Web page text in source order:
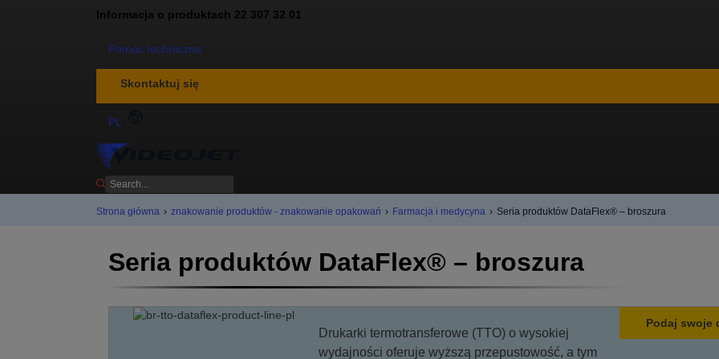
Informacja o produktach 22 307 32 01
Pomoc techniczna
Skontaktuj się
PL
Strona główna › znakowanie produktów - znakowanie opakowań › Farmacja i medycyna › Seria produktów DataFlex® – broszura
Seria produktów DataFlex® – broszura
Drukarki termotransferowe (TTO) o wysokiej
wydajności oferuje wyższą przepustowość, a tym
Podaj swoje